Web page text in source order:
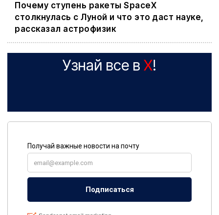
Почему ступень ракеты SpaceX
столкнулась с Луной и что это даст науке,
рассказал астрофизик
Узнай все в X!